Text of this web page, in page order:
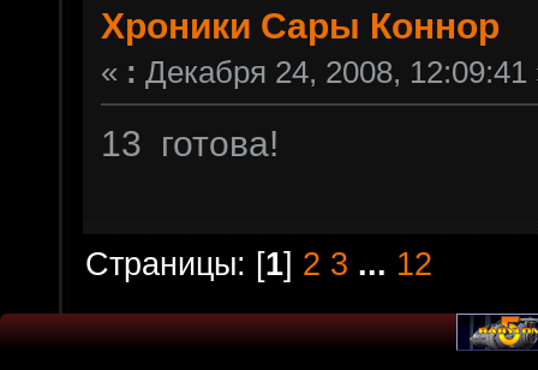
Хроники Сары Коннор
« : Декабря 24, 2008, 12:09:41
13 готова!
Страницы: [1] 2 3 ... 12